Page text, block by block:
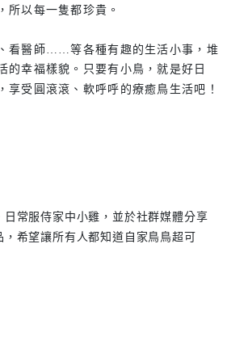
所以每一隻都珍貴。
看醫師……等各種有趣的生活小事，堆
的幸福樣貌。只要有小鳥，就是好日
享受圓滾滾、軟呼呼的療癒鳥生活吧！
日常服侍家中小雞，並於社群媒體分享
希望讓所有人都知道自家鳥鳥超可